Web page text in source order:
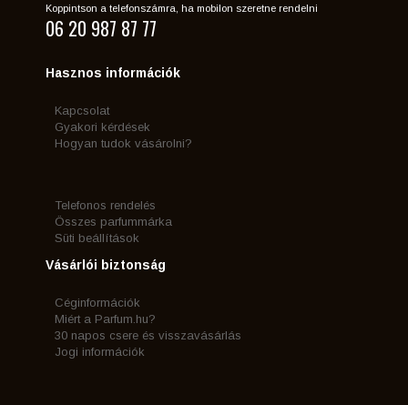
Koppintson a telefonszámra, ha mobilon szeretne rendelni
06 20 987 87 77
Hasznos információk
Kapcsolat
Gyakori kérdések
Hogyan tudok vásárolni?
Telefonos rendelés
Összes parfummárka
Süti beállítások
Vásárlói biztonság
Céginformációk
Miért a Parfum.hu?
30 napos csere és visszavásárlás
Jogi információk